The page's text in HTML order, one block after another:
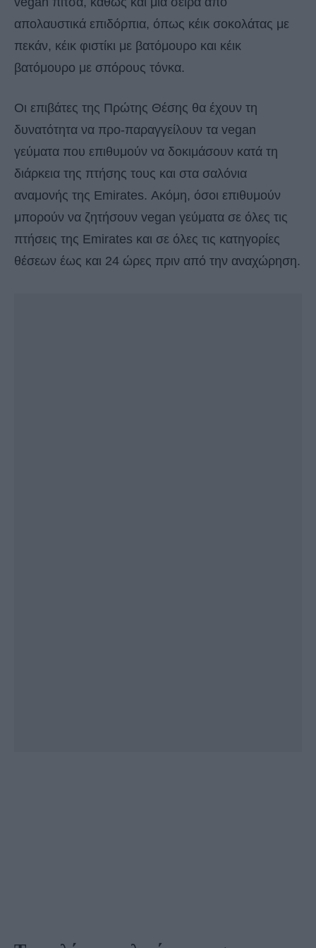
απολαυστικά επιδόρπια, όπως κέικ σοκολάτας με
πεκάν, κέικ φιστίκι με βατόμουρο και κέικ
βατόμουρο με σπόρους τόνκα.
Οι επιβάτες της Πρώτης Θέσης θα έχουν τη
δυνατότητα να προ-παραγγείλουν τα vegan
γεύματα που επιθυμούν να δοκιμάσουν κατά τη
διάρκεια της πτήσης τους και στα σαλόνια
αναμονής της Emirates. Ακόμη, όσοι επιθυμούν
μπορούν να ζητήσουν vegan γεύματα σε όλες τις
πτήσεις της Emirates και σε όλες τις κατηγορίες
θέσεων έως και 24 ώρες πριν από την αναχώρηση.